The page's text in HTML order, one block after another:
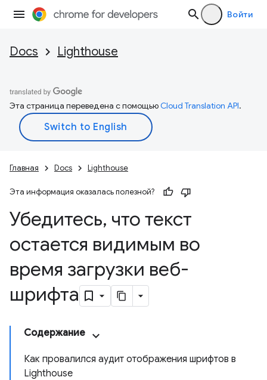
Войти
Docs Lighthouse
Эта страница переведена с помощьюCloud Translation API.
Главная Docs Lighthouse
Эта информация оказалась полезной?
Убедитесь, что текст
остается видимым во
время загрузки веб-
шрифта
Содержание
Как провалился аудит отображения шрифтов в
Lighthouse